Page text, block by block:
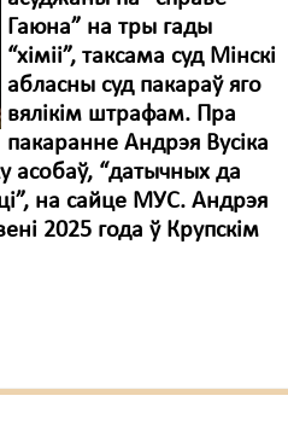
Гаюна” на тры гады
“хіміі”, таксама суд Мінскі
абласны суд пакараў яго
вялікім штрафам. Пра
пакаранне Андрэя Вусіка
асобаў, “датычных да
на сайце МУС. Андрэя
2025 года ў Крупскім